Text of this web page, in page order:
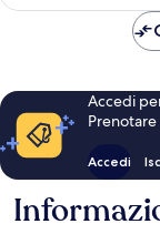
Accedi
Accedi